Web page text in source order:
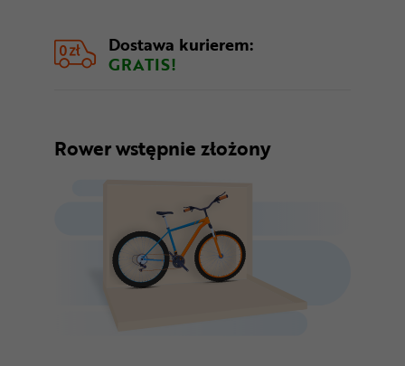
Dostawa kurierem:
GRATIS!
Rower wstępnie złożony